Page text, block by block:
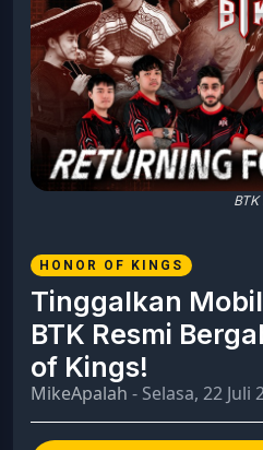
HONOR OF KINGS
Tinggalkan
BTK Resmi
of Kings!
MikeApalah - Selasa, 22 Juli